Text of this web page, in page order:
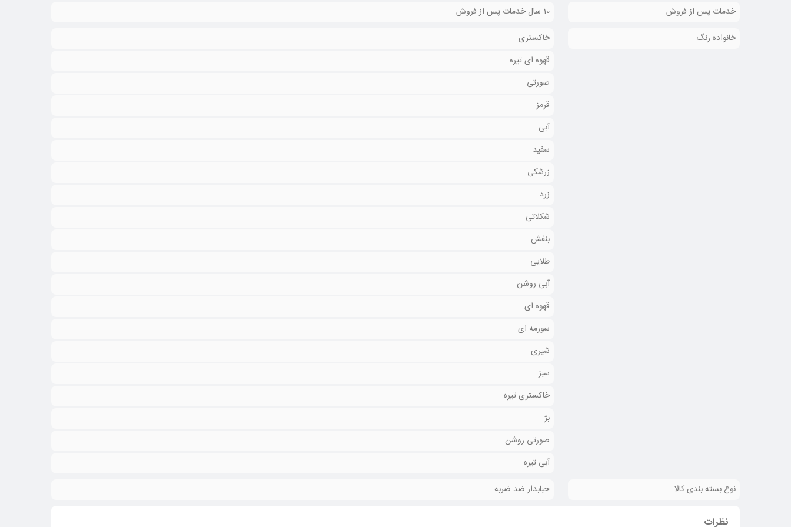
خدمات پس از فروش
10 سال خدمات پس از فروش
خانواده رنگ
خاکستری
قهوه ای تیره
صورتی
قرمز
آبی
سفید
زرشکی
زرد
شکلاتی
بنفش
طلایی
آبی روشن
قهوه ای
سورمه ای
شیری
سبز
خاکستری تیره
بژ
صورتی روشن
آبی تیره
نوع بسته بندی کالا
حبابدار ضد ضربه
نظرات